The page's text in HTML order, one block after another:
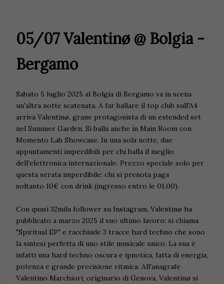
05/07 Valentinø @ Bolgia -
Bergamo
Sabato 5 luglio 2025 al Bolgia di Bergamo va in scena
un'altra notte scatenata. A far ballare il top club sull'A4
arriva Valentinø, grane protagonista di un extended set
nel Summer Garden. Si balla anche in Main Room con
Momento Lab Showcase. In una sola notte, due
appuntamenti imperdibili per chi balla il meglio
dell'elettronica internazionale. Prezzo speciale solo per
questa serata imperdibile: chi si prenota paga
soltanto 10€ con drink (ingresso entro le 01.00).
Con quasi 32mila follower su Instagram, Valentinø ha
pubblicato a marzo 2025 il suo ultimo lavoro: si chiama
"Spiritual EP" e racchiude 3 tracce hard techno che sono
la sintesi perfetta di uno stile musicale unico. La sua è
infatti una hard techno oscura e ipnotica, fatta di energia,
potenza e grande precisione ritmica. All'anagrafe
Valentino Marchiori, originario di Genova, Valentinø si